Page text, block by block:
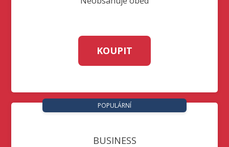
KOUPIT
BUSINESS
POPULÁRNÍ